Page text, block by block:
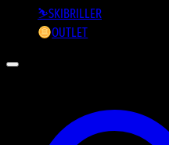
⛷️SKIBRILLER
OUTLET